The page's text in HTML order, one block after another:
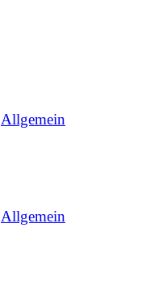
Allgemein
Allgemein